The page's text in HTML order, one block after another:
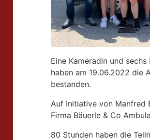
Eine Kameradin und
haben am 19.06.2022 die
bestanden.
Auf Initiative von Manfred
Firma Bäuerle & Co
80 Stunden haben die